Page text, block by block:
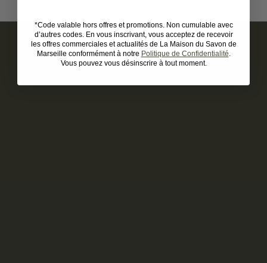
*Code valable hors offres et promotions. Non cumulable avec
d’autres codes. En vous inscrivant, vous acceptez de recevoir
les offres commerciales et actualités de La Maison du Savon de
Marseille conformément à notre Politique de Confidentialité
Vous pouvez vous désinscrire à tout moment.